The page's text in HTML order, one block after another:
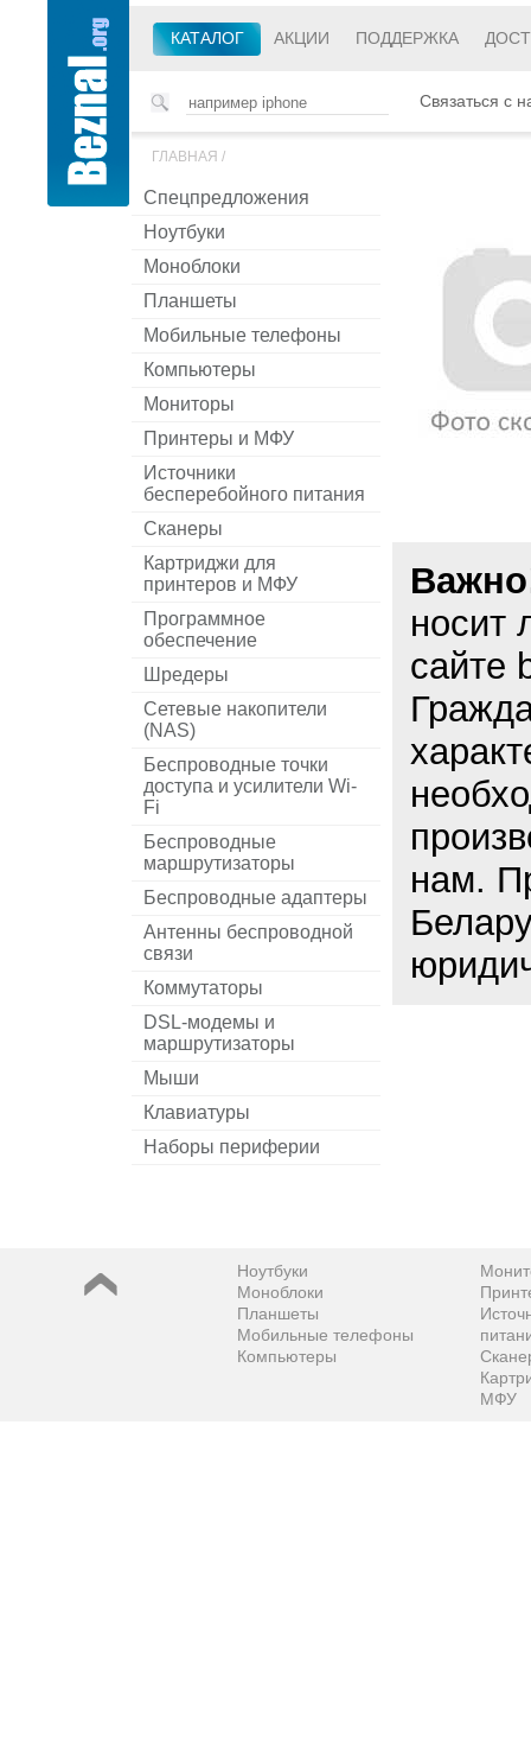
КАТАЛОГ АКЦИИ ПОДДЕРЖКА
Связаться с
ГЛАВНАЯ /
Спецпредложения
Ноутбуки
Моноблоки
Планшеты
Мобильные телефоны
Компьютеры
Мониторы
Принтеры и МФУ
Источники
бесперебойного питания
Сканеры
Картриджи для
принтеров и МФУ
Программное
обеспечение
Шредеры
Сетевые накопители
(NAS)
Беспроводные точки
доступа и усилители Wi-
Fi
Беспроводные
маршрутизаторы
Беспроводные адаптеры
Антенны беспроводной
связи
Коммутаторы
DSL-модемы и
маршрутизаторы
Мыши
Клавиатуры
Наборы периферии
носит
сайте
нам.
Ноутбуки
Моноблоки
Планшеты
Мобильные телефоны
Компьютеры
МФУ